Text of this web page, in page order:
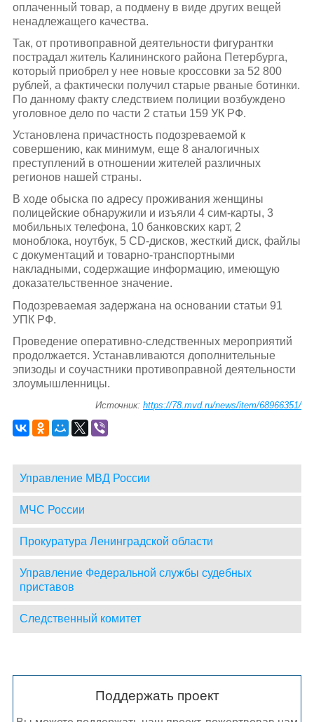
оплаченный товар, а подмену в виде других вещей
ненадлежащего качества.
Так, от противоправной деятельности фигурантки
пострадал житель Калининского района Петербурга,
который приобрел у нее новые кроссовки за 52 800
рублей, а фактически получил старые рваные ботинки.
По данному факту следствием полиции возбуждено
уголовное дело по части 2 статьи 159 УК РФ.
Установлена причастность подозреваемой к
совершению, как минимум, еще 8 аналогичных
преступлений в отношении жителей различных
регионов нашей страны.
В ходе обыска по адресу проживания женщины
полицейские обнаружили и изъяли 4 сим-карты, 3
мобильных телефона, 10 банковских карт, 2
моноблока, ноутбук, 5 CD-дисков, жесткий диск, файлы
с документаций и товарно-транспортными
накладными, содержащие информацию, имеющую
доказательственное значение.
Подозреваемая задержана на основании статьи 91
УПК РФ.
Проведение оперативно-следственных мероприятий
продолжается. Устанавливаются дополнительные
эпизоды и соучастники противоправной деятельности
злоумышленницы.
Источник:https://78.mvd.ru/news/item/68966351/
Управление МВД России
МЧС России
Прокуратура Ленинградской области
Управление Федеральной службы судебных
приставов
Следственный комитет
Поддержать проект